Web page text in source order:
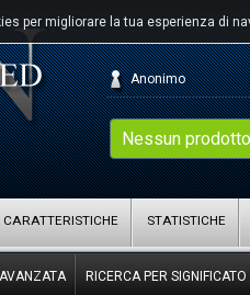
per migliorare la tua esperienza di
Nessun
Anonimo
CARATTERISTICHE STATISTICHE
RICERCA PER SIGNIFICATO